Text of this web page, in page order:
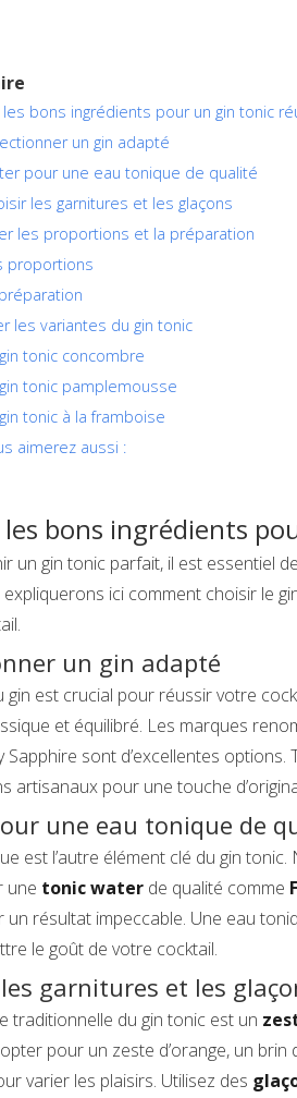
les bons ingrédients pour un gin tonic
un gin adapté
pour une eau tonique de qualité
les garnitures et les glaçons
les proportions et la préparation
proportions
les variantes du gin tonic
tonic concombre
tonic pamplemousse
tonic à la framboise
aimerez aussi :
les bons ingrédients
un gin tonic parfait, il est essentiel
ici comment choisir le
un gin adapté
gin est crucial pour réussir votre
et équilibré. Les marques
Sapphire sont d’excellentes options.
artisanaux pour une touche
une eau tonique de
est l’autre élément clé du gin
une tonic water de qualité comme
un résultat impeccable. Une eau
le goût de votre cocktail.
garnitures et les
traditionnelle du gin tonic est un
pour un zeste d’orange, un
varier les plaisirs. Utilisez des